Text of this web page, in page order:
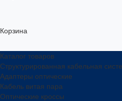
Корзина
Каталог товаров
Структурированная кабельная
Адаптеры оптические
Кабель витая пара
Оптические кроссы